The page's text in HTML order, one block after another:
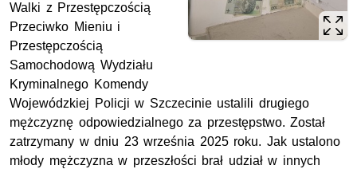
Walki z Przestępczością
Przeciwko Mieniu i
Przestępczością
Samochodową Wydziału
Kryminalnego Komendy
Wojewódzkiej Policji w Szczecinie ustalili drugiego
mężczyznę odpowiedzialnego za przestępstwo. Został
zatrzymany w dniu 23 września 2025 roku. Jak ustalono
młody mężczyzna w przeszłości brał udział w innych